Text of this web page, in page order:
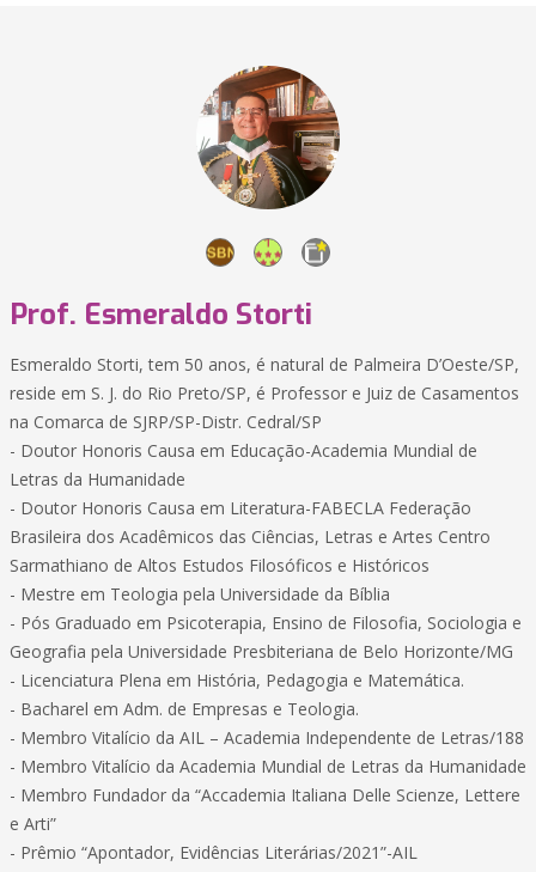
Prof. Esmeraldo Storti
Esmeraldo Storti, tem 50 anos, é natural de Palmeira D’Oeste/SP,
reside em S. J. do Rio Preto/SP, é Professor e Juiz de Casamentos
na Comarca de SJRP/SP-Distr. Cedral/SP
- Doutor Honoris Causa em Educação-Academia Mundial de
Letras da Humanidade
- Doutor Honoris Causa em Literatura-FABECLA Federação
Brasileira dos Acadêmicos das Ciências, Letras e Artes Centro
Sarmathiano de Altos Estudos Filosóficos e Históricos
- Mestre em Teologia pela Universidade da Bíblia
- Pós Graduado em Psicoterapia, Ensino de Filosofia, Sociologia e
Geografia pela Universidade Presbiteriana de Belo Horizonte/MG
- Licenciatura Plena em História, Pedagogia e Matemática.
- Bacharel em Adm. de Empresas e Teologia.
- Membro Vitalício da AIL – Academia Independente de Letras/188
- Membro Vitalício da Academia Mundial de Letras da Humanidade
- Membro Fundador da “Accademia Italiana Delle Scienze, Lettere
e Arti”
- Prêmio “Apontador, Evidências Literárias/2021”-AIL